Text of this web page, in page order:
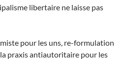
libertaire ne laisse pas
pour les uns, re-formulation
praxis antiautoritaire pour les